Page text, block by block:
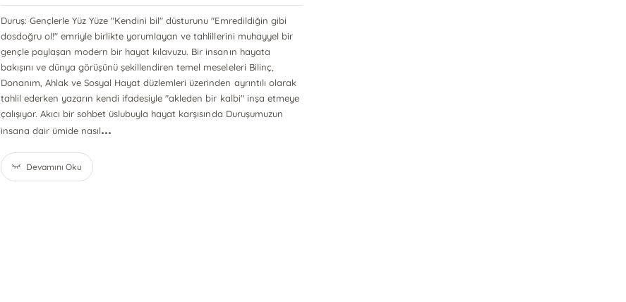
Duruş: Gençlerle Yüz Yüze "Kendini bil" düsturunu "Emredildiğin gibi
dosdoğru ol!" emriyle birlikte yorumlayan ve tahlillerini muhayyel bir
gençle paylaşan modern bir hayat kılavuzu. Bir insanın hayata
bakışını ve dünya görüşünü şekillendiren temel meseleleri Bilinç,
Donanım, Ahlak ve Sosyal Hayat düzlemleri üzerinden ayrıntılı olarak
tahlil ederken yazarın kendi ifadesiyle "akleden bir kalbi" inşa etmeye
çalışıyor. Akıcı bir sohbet üslubuyla hayat karşısında Duruşumuzun
insana dair ümide nasıl...
Devamını Oku